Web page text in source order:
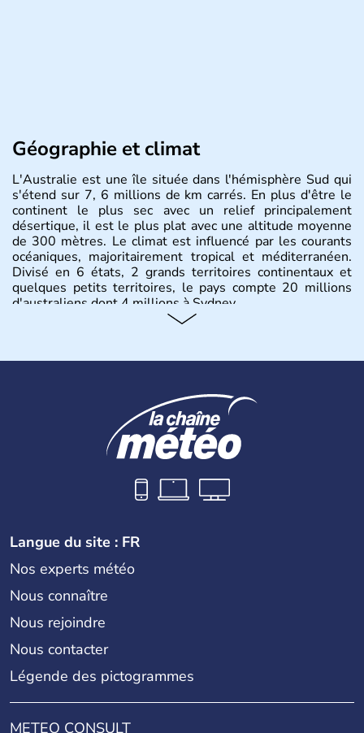
Géographie et climat
L'Australie est une île située dans l'hémisphère Sud qui
s'étend sur 7, 6 millions de km carrés. En plus d'être le
continent le plus sec avec un relief principalement
désertique, il est le plus plat avec une altitude moyenne
de 300 mètres. Le climat est influencé par les courants
océaniques, majoritairement tropical et méditerranéen.
Divisé en 6 états, 2 grands territoires continentaux et
quelques petits territoires, le pays compte 20 millions
d'australiens dont 4 millions à Sydney.
Les premiers aborigènes australiens sont arrivés il y a
humaines. Il faut attendre 1522 pour qu'un explorateur
portugais découvre le continent australien, puis les
années 1700 pour que l'île devienne une terre
d'émigration européenne. La Grande-Bretagne
revendique son appartenance le 26 janvier 1788,
désormais jour de la fête nationale australienne. Cette
monarchie constitutionnelle est encore placée sous le
Langue du site : FR
Nos experts météo
Nous connaître
Nous rejoindre
Nous contacter
Légende des pictogrammes
METEO CONSULT